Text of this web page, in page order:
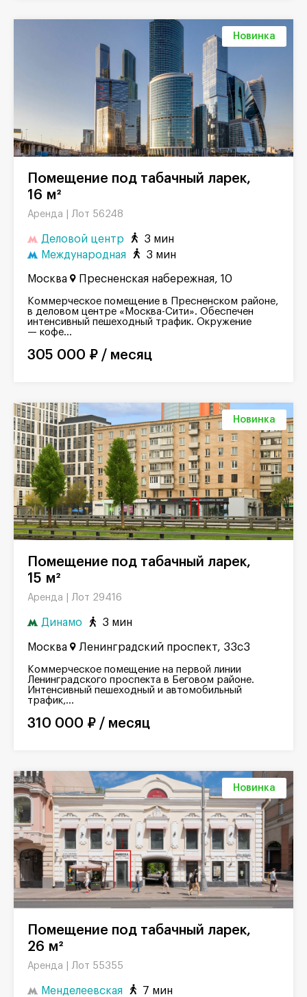
Новинка
Помещение под табачный ларек,
16 м²
Аренда | Лот 56248
Деловой центр
3 мин
Международная
3 мин
Москва Пресненская набережная, 10
Коммерческое помещение в Пресненском районе,
в деловом центре «Москва-Сити». Обеспечен
интенсивный пешеходный трафик. Окружение
— кофе...
305 000 ₽ / месяц
Новинка
15 м²
Аренда | Лот 29416
Динамо 3 мин
Москва Ленинградский проспект, 33с3
Коммерческое помещение на первой линии
Ленинградского проспекта в Беговом районе.
Интенсивный пешеходный и автомобильный
трафик,...
310 000 ₽ / месяц
Новинка
Помещение под табачный ларек,
26 м²
Аренда | Лот 55355
Менделеевская
7 мин